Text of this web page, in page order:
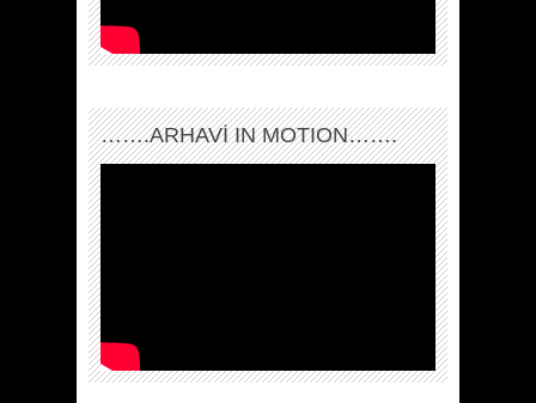
…….ARHAVI IN MOTION…….